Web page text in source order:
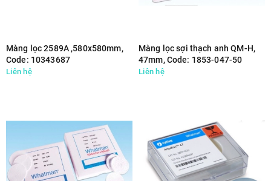
Màng lọc 2589A ,580x580mm,
Code: 10343687
Liên hệ
Màng lọc sợi thạch anh QM-H,
47mm, Code: 1853-047-50
Liên hệ